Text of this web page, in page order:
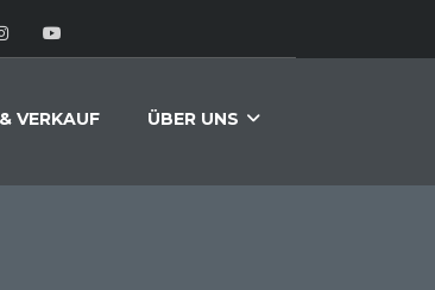
VERKAUF ÜBER UNS